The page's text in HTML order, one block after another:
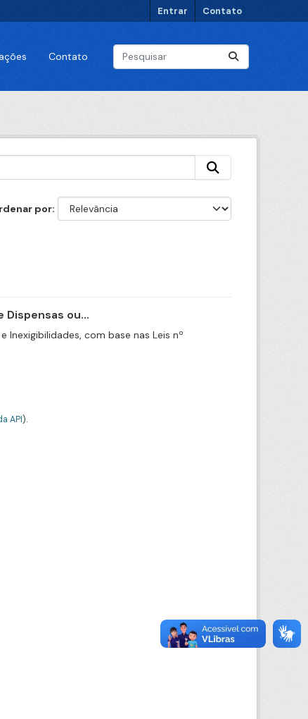
Entrar Contato
Contato
por
ou...
Inexigibilidades, com base nas Leis nº
API).